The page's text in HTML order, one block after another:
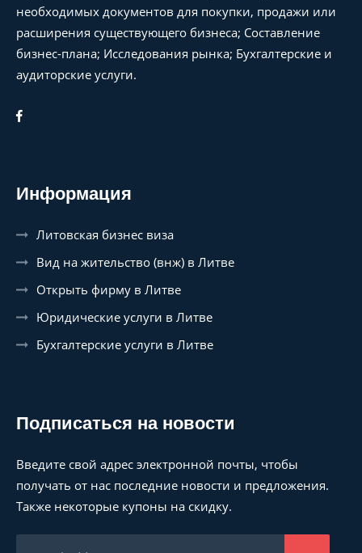
необходимых документов для покупки, продажи или
расширения существующего бизнеса; Составление
бизнес-плана; Исследования рынка; Бухгалтерские и
аудиторские услуги.
Информация
Литовская бизнес виза
Вид на жительство (внж) в Литве
Открыть фирму в Литве
Юридические услуги в Литве
Бухгалтерские услуги в Литве
Подписаться на новости
Введите свой адрес электронной почты, чтобы
получать от нас последние новости и предложения.
Также некоторые купоны на скидку.